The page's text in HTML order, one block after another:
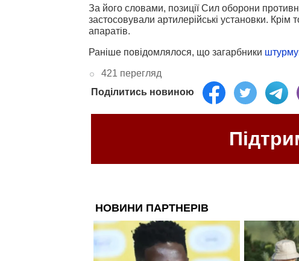
За його словами, позиції Сил оборони
застосовували артилерійські установки.
апаратів.
Раніше повідомлялося, що загарбники
421 перегляд
Поділитись новиною